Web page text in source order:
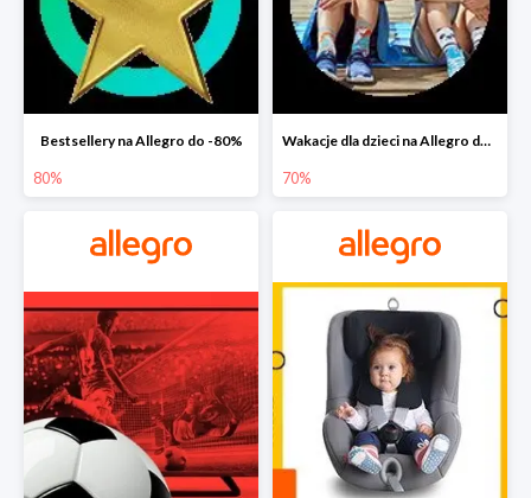
Bestsellery na Allegro do -80%
80%
Wakacje dla dzieci na Allegro do -70%
70%